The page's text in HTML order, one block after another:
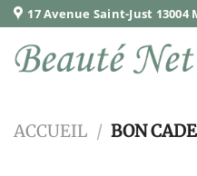
Passer
au
contenu
17 Avenue Saint-Just 13004
ACCUEIL / BON